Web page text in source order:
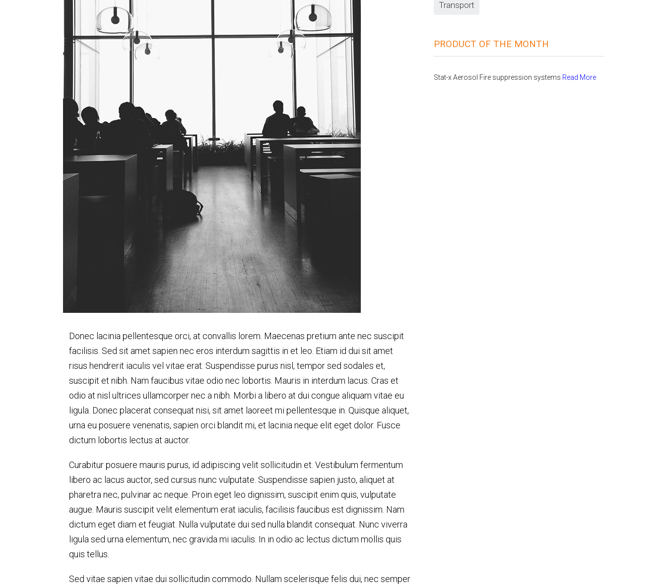
Donec lacinia pellentesque orci, at convallis lorem. Maecenas pretium ante nec suscipit
facilisis. Sed sit amet sapien nec eros interdum sagittis in et leo. Etiam id dui sit amet
risus hendrerit iaculis vel vitae erat. Suspendisse purus nisl, tempor sed sodales et,
suscipit et nibh. Nam faucibus vitae odio nec lobortis. Mauris in interdum lacus. Cras et
odio at nisl ultrices ullamcorper nec a nibh. Morbi a libero at dui congue aliquam vitae eu
ligula. Donec placerat consequat nisi, sit amet laoreet mi pellentesque in. Quisque aliquet,
urna eu posuere venenatis, sapien orci blandit mi, et lacinia neque elit eget dolor. Fusce
dictum lobortis lectus at auctor.
Curabitur posuere mauris purus, id adipiscing velit sollicitudin et. Vestibulum fermentum
libero ac lacus auctor, sed cursus nunc vulputate. Suspendisse sapien justo, aliquet at
pharetra nec, pulvinar ac neque. Proin eget leo dignissim, suscipit enim quis, vulputate
augue. Mauris suscipit velit elementum erat iaculis, facilisis faucibus est dignissim. Nam
dictum eget diam et feugiat. Nulla vulputate dui sed nulla blandit consequat. Nunc viverra
ligula sed urna elementum, nec gravida mi iaculis. In in odio ac lectus dictum mollis quis
quis tellus.
Sed vitae sapien vitae dui sollicitudin commodo. Nullam scelerisque felis dui, nec semper
Transport
PRODUCT OF THE MONTH
Stat-x Aerosol Fire suppression systems Read More